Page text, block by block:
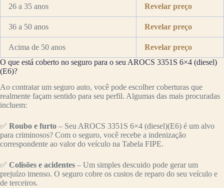
26 a 35 anos Revelar preço
36 a 50 anos Revelar preço
Acima de 50 anos
Revelar preço
O que está coberto no seguro para o seu AROCS 3351S 6×4 (diesel)
(E6)?
Ao contratar um seguro auto, você pode escolher coberturas que
realmente façam sentido para seu perfil. Algumas das mais procuradas
incluem:
✅ Roubo e furto – Seu AROCS 3351S 6×4 (diesel)(E6) é um alvo
para criminosos? Com o seguro, você recebe a indenização
correspondente ao valor do veículo na Tabela FIPE.
✅ Colisões e acidentes – Um simples descuido pode gerar um
prejuízo imenso. O seguro cobre os custos de reparo do seu veículo e
de terceiros.